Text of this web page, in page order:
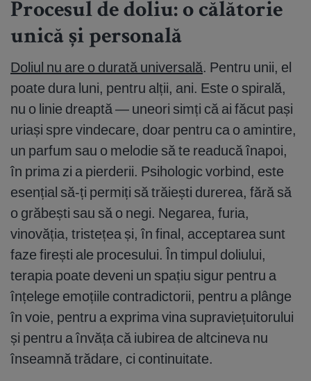
Procesul de doliu: o călătorie
unică și personală
Doliul nu are o durată universală. Pentru unii, el
poate dura luni, pentru alții, ani. Este o spirală,
nu o linie dreaptă — uneori simți că ai făcut pași
uriași spre vindecare, doar pentru ca o amintire,
un parfum sau o melodie să te readucă înapoi,
în prima zi a pierderii. Psihologic vorbind, este
esențial să-ți permiți să trăiești durerea, fără să
o grăbești sau să o negi. Negarea, furia,
vinovăția, tristețea și, în final, acceptarea sunt
faze firești ale procesului. În timpul doliului,
terapia poate deveni un spațiu sigur pentru a
înțelege emoțiile contradictorii, pentru a plânge
în voie, pentru a exprima vina supraviețuitorului
și pentru a învăța că iubirea de altcineva nu
înseamnă trădare, ci continuitate.